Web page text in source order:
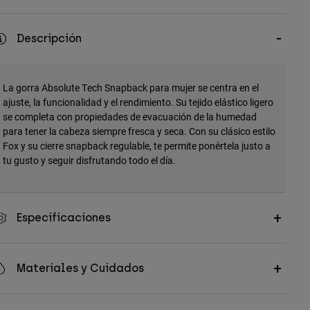
Descripción
La gorra Absolute Tech Snapback para mujer se centra en el
ajuste, la funcionalidad y el rendimiento. Su tejido elástico ligero
se completa con propiedades de evacuación de la humedad
para tener la cabeza siempre fresca y seca. Con su clásico estilo
Fox y su cierre snapback regulable, te permite ponértela justo a
tu gusto y seguir disfrutando todo el día.
Especificaciones
Materiales y Cuidados